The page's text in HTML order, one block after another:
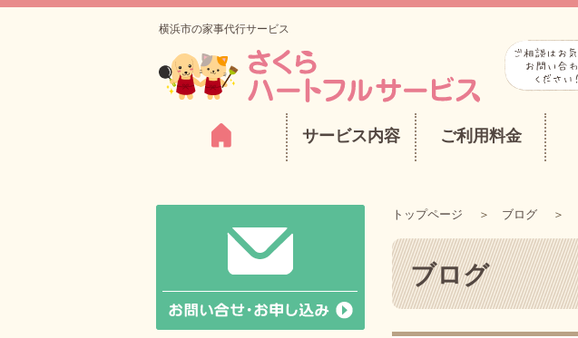
横浜市の家事代行サービス
サービス内容 ご利用料金
トップページ ブログ
ブログ